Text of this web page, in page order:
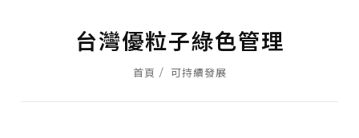
台灣優粒子綠色管理
首頁 可持續發展